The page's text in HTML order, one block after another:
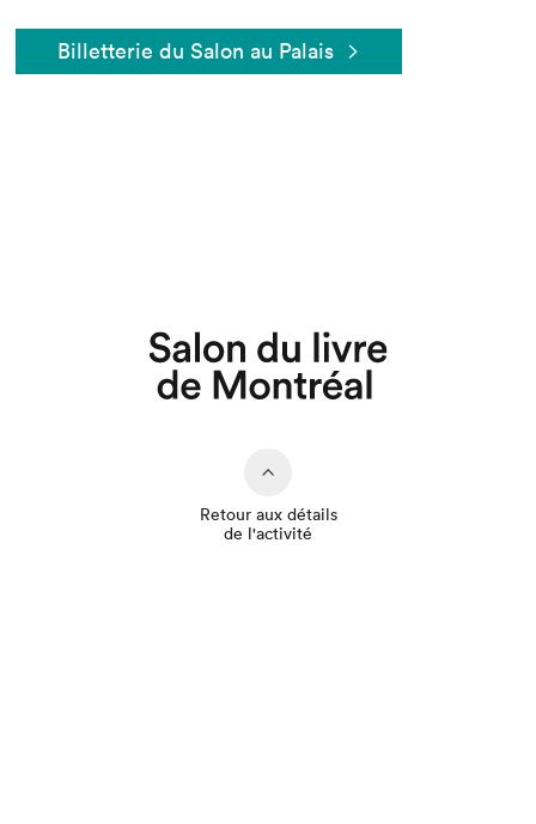
Billetterie du Salon au Palais
Retour aux détails
de l'activité